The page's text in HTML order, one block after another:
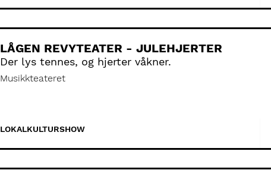
LÅGEN REVYTEATER - JULEHJERTER
Der lys tennes, og hjerter våkner.
Musikkteateret
LOKALKULTURSHOW